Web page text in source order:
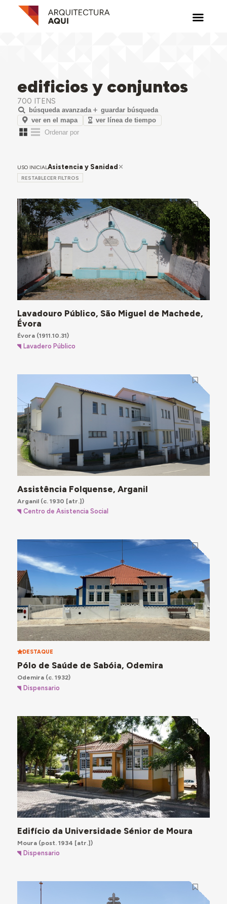
edificios y conjuntos
700 ITENS
búsqueda avanzada
guardar búsqueda
ver en el mapa
ver línea de tiempo
USO INICIALAsistencia y Sanidad
RESTABLECER FILTROS
Lavadouro Público, São Miguel de Machede,
Évora
Évora(1911.10.31)
Lavadero Público
Assistência Folquense, Arganil
Arganil(c. 1930 [atr.])
Centro de Asistencia Social
DESTAQUE
Pólo de Saúde de Sabóia, Odemira
Odemira(c. 1932)
Dispensario
Edifício da Universidade Sénior de Moura
Moura(post. 1934 [atr.])
Dispensario